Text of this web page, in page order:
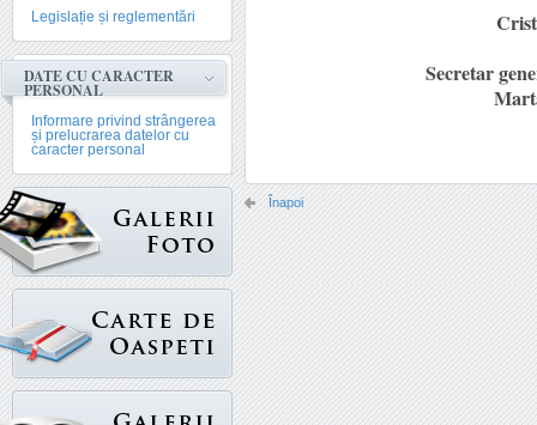
Legislație și reglementări
DATE CU CARACTER
PERSONAL
Informare privind strângerea
și prelucrarea datelor cu
caracter personal
Secretar
Înapoi